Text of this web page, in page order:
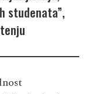
studenata”,